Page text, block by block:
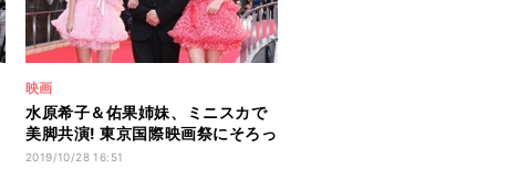
映画
水原希子＆佑果姉妹、ミニスカで
美脚共演! 東京国際映画祭にそろっ
て登場
2019/10/28 16:51